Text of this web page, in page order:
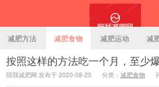
陪我减肥网
减肥方法 减肥食物 减肥运动 减
按照这样的方法吃一个月，至少
陪我减肥网 发布于 2020-08-25 分类： 减肥食物